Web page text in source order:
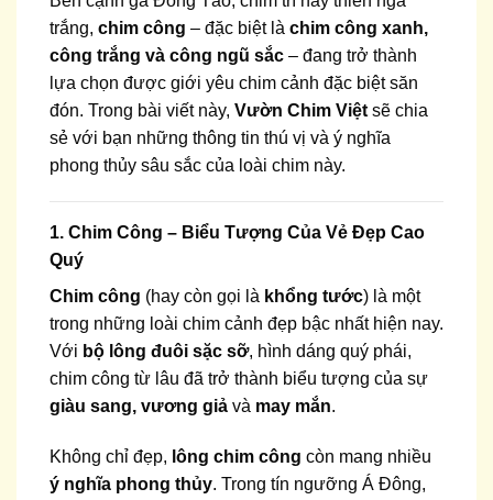
trắng, chim công – đặc biệt là chim công xanh,
công trắng và công ngũ sắc – đang trở thành
lựa chọn được giới yêu chim cảnh đặc biệt săn
đón. Trong bài viết này, Vườn Chim Việt sẽ chia
sẻ với bạn những thông tin thú vị và ý nghĩa
phong thủy sâu sắc của loài chim này.
1. Chim Công – Biểu Tượng Của Vẻ Đẹp Cao
Quý
Chim công (hay còn gọi là khổng tước) là một
trong những loài chim cảnh đẹp bậc nhất hiện nay.
Với bộ lông đuôi sặc sỡ, hình dáng quý phái,
chim công từ lâu đã trở thành biểu tượng của sự
giàu sang, vương giả và may mắn.
Không chỉ đẹp, lông chim công còn mang nhiều
ý nghĩa phong thủy. Trong tín ngưỡng Á Đông,